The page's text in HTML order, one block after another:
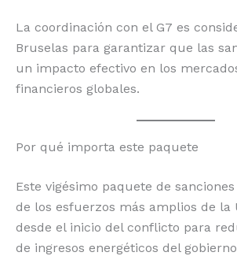
La coordinación con el G7 es
Bruselas para garantizar que las
un impacto efectivo en los
financieros globales.
Por qué importa este paquete
Este vigésimo paquete de
de los esfuerzos más amplios de la
desde el inicio del conflicto para
de ingresos energéticos del